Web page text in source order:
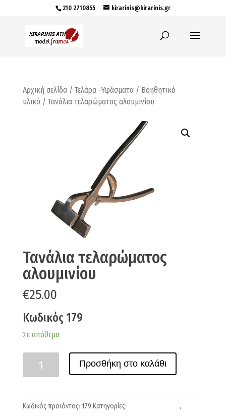
210 2710855 kirarinis@kirarinis.gr
Αρχική σελίδα/ Τελάρα -Υφάσματα/ Βοηθητικό
υλικό / Τανάλια τελαρώματος αλουμινίου
Τανάλια τελαρώματος
αλουμινίου
€25.00
Κωδικός 179
Σε απόθεμα
Προσθήκη στο καλάθι
Κωδικός προϊόντος: 179 Κατηγορίες:
,